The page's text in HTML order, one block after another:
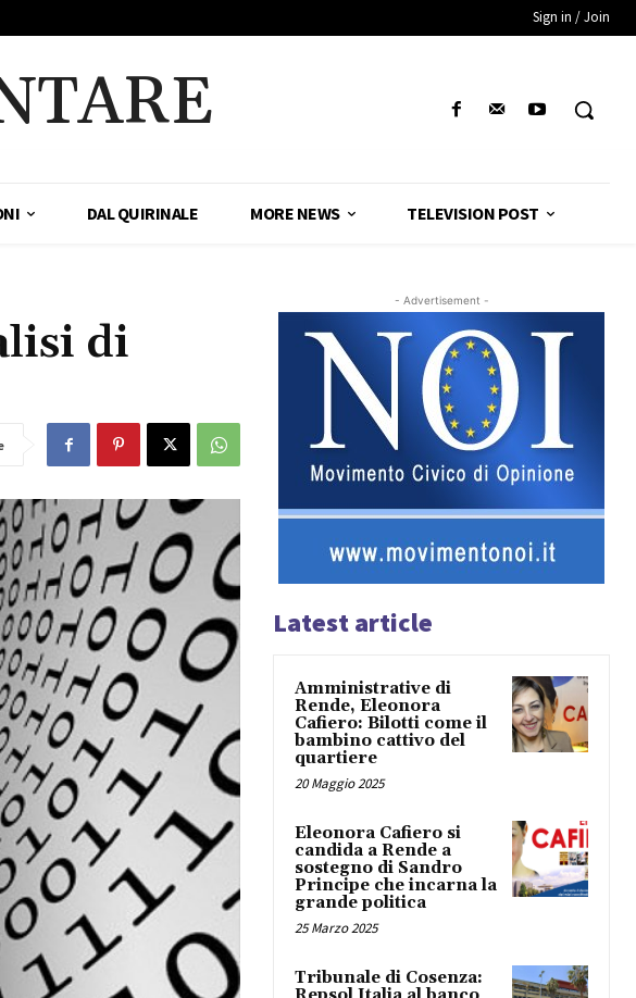
Sign in / Join
DAL QUIRINALE MORE NEWS TELEVISION POST
di
- Advertisement -
Latest article
Amministrative di
Rende, Eleonora
Cafiero: Bilotti come il
bambino cattivo del
quartiere
20 Maggio 2025
Eleonora Cafiero si
candida a Rende a
sostegno di Sandro
Principe che incarna la
grande politica
25 Marzo 2025
Tribunale di Cosenza: